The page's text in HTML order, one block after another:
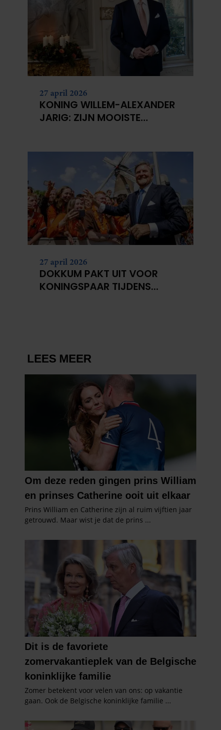
partners kunnen deze gegevens combineren met andere
informatie die u aan ze heeft verstrekt of die ze hebben
verzameld op basis van uw gebruik van hun services. U
gaat akkoord met onze cookies als u onze website blijft
gebruiken.
27 april 2026
KONING WILLEM-ALEXANDER
JARIG: ZIJN MOOISTE
27 april 2026
DOKKUM PAKT UIT VOOR
KONINGSPAAR TIJDENS